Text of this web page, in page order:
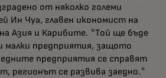
от няколко големи
Ин Чуа, главен икономист на
Азия и Карибите. "Той ще бъде
малки предприятия, защото
предприятия се справят
регионът се развива заедно."